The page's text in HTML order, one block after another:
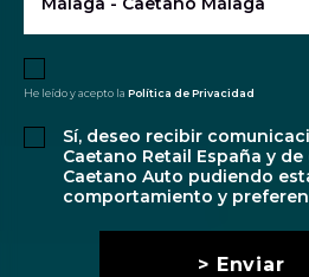
He leído y acepto la Política de Privacidad
Sí, deseo recibir
Caetano Retail España y
Caetano Auto pudiendo
comportamiento y